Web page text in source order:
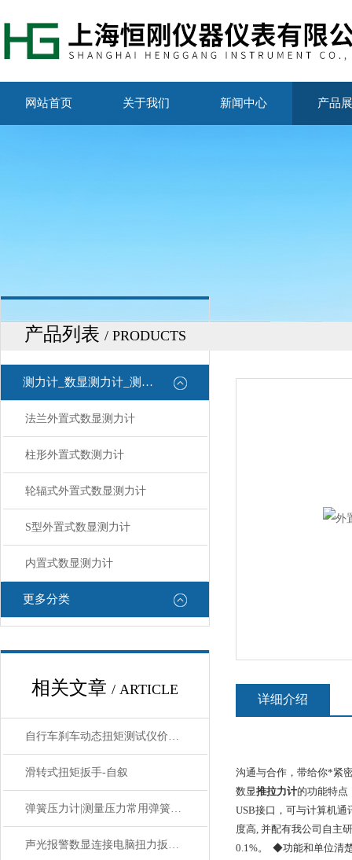
网站首页 关于我们 新闻中心 产品
产品列表 / PRODUCTS
测力计_数显测力计_测力计
法兰外置式数显测力计
柱形外置式数测力计
轮辐式外置式数显测力计
S型外置式数显测力计
内置式数显测力计
更多分类
相关文章 / ARTICLE
自行车刹车动态扭矩测试仪价格_20N.m刹车动态扭矩测试仪价格
滑转式扭矩扳手-自叙
弹簧压力计|测量压力常用弹簧压力计上海生产商
声光报警数显连接电脑扭力扳手,6-60N.m可连电脑数显扭力预紧扳手
详细介绍
沟通与合作，带给你*紧
数显推拉力计的功能特点
USB接口，可与计算机
度高, 并配有我公司自主
0.1%。 ◆功能和单位清